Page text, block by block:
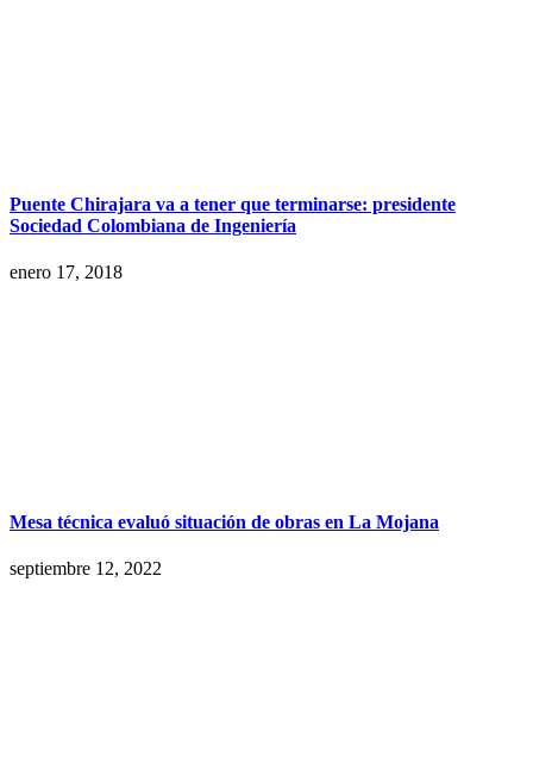
Puente Chirajara va a tener que terminarse: presidente
Sociedad Colombiana de Ingeniería
enero 17, 2018
Mesa técnica evaluó situación de obras en La Mojana
septiembre 12, 2022